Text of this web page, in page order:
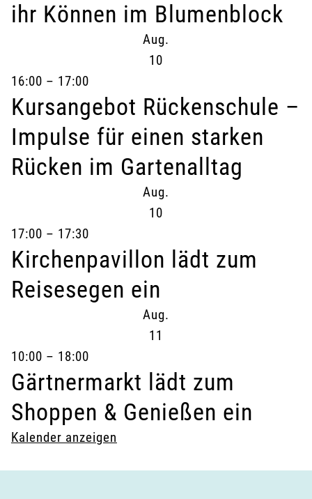
ihr Können im Blumenblock
Aug.
10
16:00 – 17:00
Kursangebot Rückenschule –
Impulse für einen starken
Rücken im Gartenalltag
Aug.
10
17:00 – 17:30
Kirchenpavillon lädt zum
Reisesegen ein
Aug.
11
10:00 – 18:00
Gärtnermarkt lädt zum
Shoppen & Genießen ein
Kalender anzeigen